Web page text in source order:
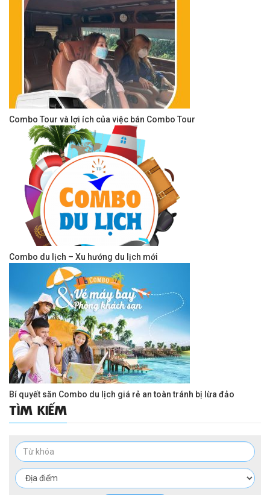
Combo Tour và lợi ích của việc bán Combo Tour
Combo du lịch – Xu hướng du lịch mới
Bí quyết săn Combo du lịch giá rẻ an toàn tránh bị lừa đảo
TÌM KIẾM